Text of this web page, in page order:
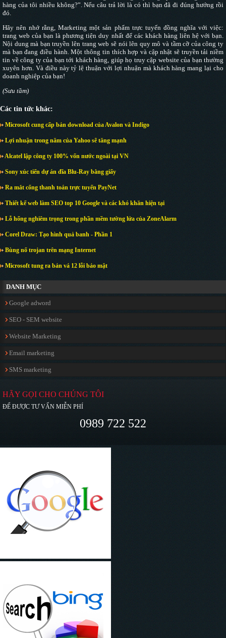
hàng của tôi nhiều không?”. Nếu câu trả lời là có thì bạn đã đi đúng hướng rồi
đó.
Hãy nên nhớ rằng, Marketing một sản phẩm trực tuyến đồng nghĩa với việc:
trang web của bạn là phương tiện duy nhất để các khách hàng liên hệ với bạn.
Nội dung mà bạn truyền lên trang web sẽ nói lên quy mô và tầm cỡ của công ty
mà bạn đang điều hành. Một thông tin thích hợp và cập nhật sẽ truyền tải niềm
tin về công ty của bạn tới khách hàng, giúp họ truy cập website của bạn thường
xuyên hơn. Và điều này tỷ lệ thuận với lợi nhuận mà khách hàng mang lại cho
doanh nghiệp của bạn!
(Sưu tầm)
Các tin tức khác:
Microsoft cung cấp bản download của Avalon và Indigo
Lợi nhuận trong năm của Yahoo sẽ tăng mạnh
Alcatel lập công ty 100% vốn nước ngoài tại VN
Sony xúc tiến dự án đĩa Blu-Ray bằng giấy
Ra mắt cổng thanh toán trực tuyến PayNet
Thiết kế web làm SEO top 10 Google và các khó khăn hiện tại
Lỗ hổng nghiêm trọng trong phần mềm tường lửa của ZoneAlarm
Corel Draw: Tạo hình quả banh - Phần 1
Bùng nổ trojan trên mạng Internet
Microsoft tung ra bản vá 12 lỗi bảo mật
DANH MỤC
Google adword
SEO - SEM website
Website Marketing
Email marketing
SMS marketing
HÃY GỌI CHO CHÚNG TÔI
ĐỂ ĐƯỢC TƯ VẤN MIỄN PHÍ
0989 722 522